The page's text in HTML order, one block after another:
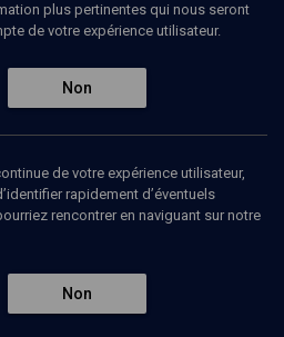
newsletter
La rédaction
plus pertinentes qui nous seront
de votre expérience utilisateur.
Non
de votre expérience utilisateur,
rapidement d’éventuels
rencontrer en naviguant sur notre
Non